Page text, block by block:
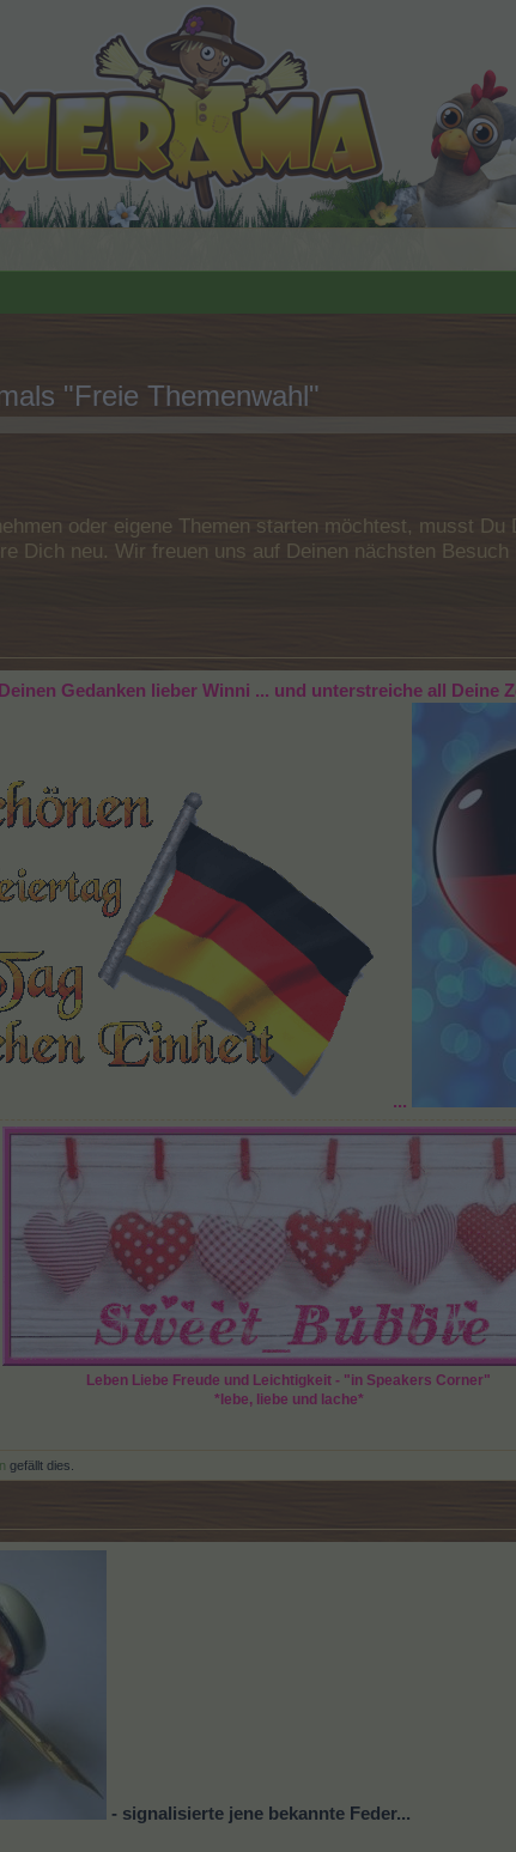
"Freie Themenwahl"
oder eigene Themen starten möchtest, musst
Dich neu. Wir freuen uns auf Deinen nächsten Besuch
Gedanken lieber Winni ... und unterstreiche all Deine
...
Leben Liebe Freude und Leichtigkeit - "in Speakers Corner"
*lebe, liebe und lache*
gefällt dies.
- signalisierte jene bekannte Feder...